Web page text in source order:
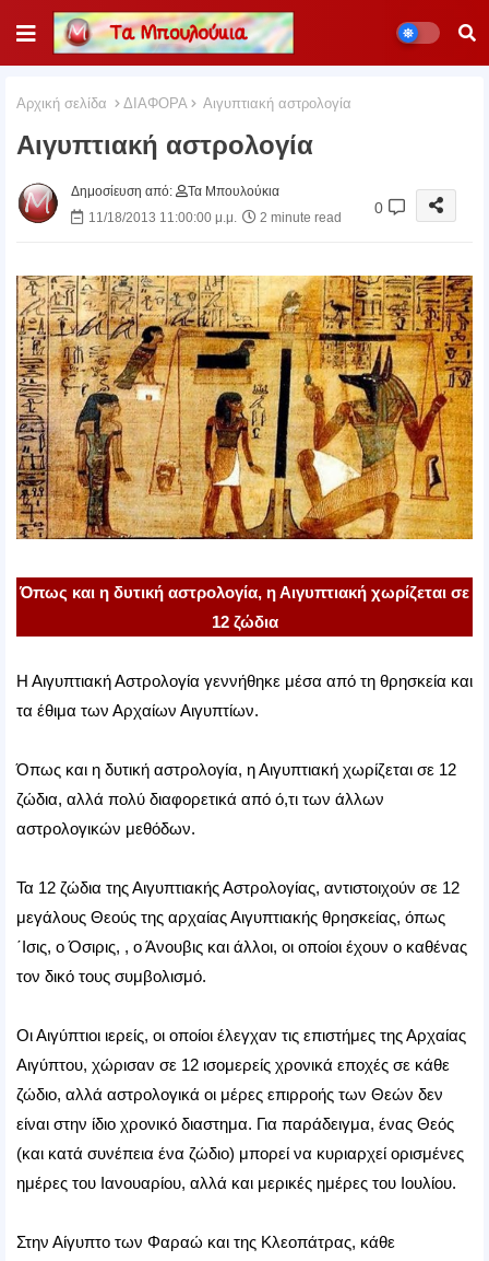
Αρχική σελίδα ΔΙΑΦΟΡΑ Αιγυπτιακή αστρολογία
Αιγυπτιακή αστρολογία
Δημοσίευση από:
Τα Μπουλούκια
11/18/2013 11:00:00 μ.μ.
2 minute read
0
Όπως και η δυτική αστρολογία, η Αιγυπτιακή χωρίζεται σε
12 ζώδια
Η Αιγυπτιακή Αστρολογία γεννήθηκε μέσα από τη θρησκεία και
τα έθιμα των Αρχαίων Αιγυπτίων.
Όπως και η δυτική αστρολογία, η Αιγυπτιακή χωρίζεται σε 12
ζώδια, αλλά πολύ διαφορετικά από ό,τι των άλλων
αστρολογικών μεθόδων.
Τα 12 ζώδια της Αιγυπτιακής Αστρολογίας, αντιστοιχούν σε 12
μεγάλους Θεούς της αρχαίας Αιγυπτιακής θρησκείας, όπως
΄Ισις, ο Όσιρις, , ο Άνουβις και άλλοι, οι οποίοι έχουν ο καθένας
τον δικό τους συμβολισμό.
Οι Αιγύπτιοι ιερείς, οι οποίοι έλεγχαν τις επιστήμες της Αρχαίας
Αιγύπτου, χώρισαν σε 12 ισομερείς χρονικά εποχές σε κάθε
ζώδιο, αλλά αστρολογικά οι μέρες επιρροής των Θεών δεν
είναι στην ίδιο χρονικό διαστημα. Για παράδειγμα, ένας Θεός
(και κατά συνέπεια ένα ζώδιο) μπορεί να κυριαρχεί ορισμένες
ημέρες του Ιανουαρίου, αλλά και μερικές ημέρες του Ιουλίου.
Στην Αίγυπτο των Φαραώ και της Κλεοπάτρας, κάθε